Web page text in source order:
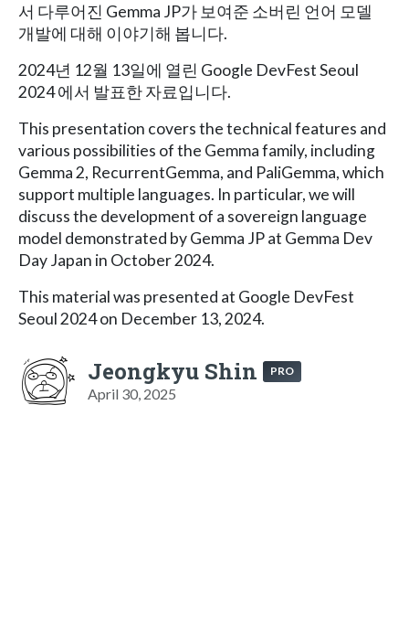
서 다루어진 Gemma JP가 보여준 소버린 언어 모델
개발에 대해 이야기해 봅니다.
2024년 12월 13일에 열린 Google DevFest Seoul
2024 에서 발표한 자료입니다.
This presentation covers the technical features and
various possibilities of the Gemma family, including
Gemma 2, RecurrentGemma, and PaliGemma, which
support multiple languages. In particular, we will
discuss the development of a sovereign language
model demonstrated by Gemma JP at Gemma Dev
Day Japan in October 2024.
This material was presented at Google DevFest
Seoul 2024 on December 13, 2024.
Jeongkyu Shin PRO
April 30, 2025